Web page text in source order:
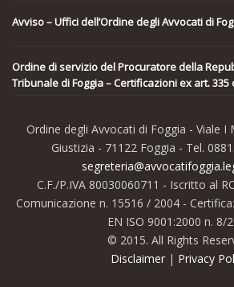
Avviso – Uffici dell’Ordine degli Avvocati di
Ordine di servizio del Procuratore della
Tribunale di Foggia – Certificazioni ex art. 335
Ordine degli Avvocati di Foggia - Viale I
Giustizia - 71122 Foggia - Tel.
C.F./P.IVA 80030060711 - Iscritto al
Comunicazione n. 15516 / 2004 -
EN ISO 9001:2000 n. 8/
© 2015. All Rights
Disclaimer | Privacy